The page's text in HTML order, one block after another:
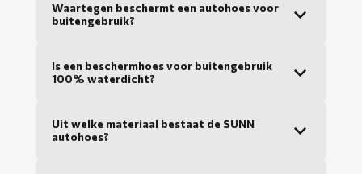
Waartegen beschermt een autohoes voor
buitengebruik?
Is een beschermhoes voor buitengebruik
100% waterdicht?
Uit welke materiaal bestaat de SUNN
autohoes?